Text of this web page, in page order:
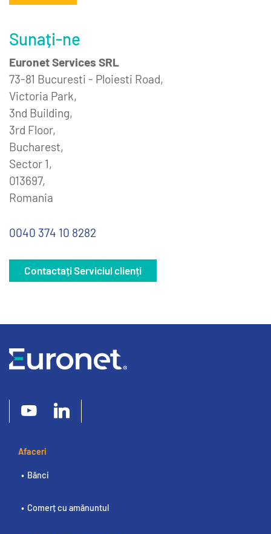
Sunați-ne
Euronet Services SRL
73-81 Bucuresti - Ploiesti Road,
Victoria Park,
3nd Building,
3rd Floor,
Bucharest,
Sector 1,
013697,
Romania
0040 374 10 8282
Contactați Serviciul clienți
Afaceri
Bănci
Comerț cu amănuntul